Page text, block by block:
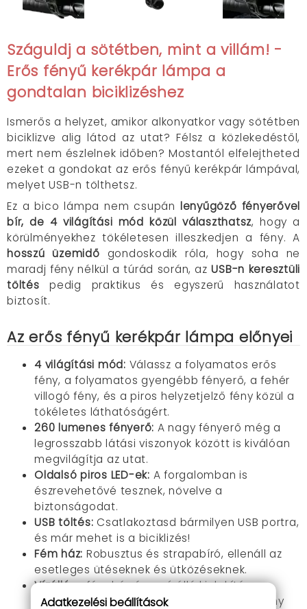
Száguldj a sötétben, mint a villám! -
Erős fényű kerékpár lámpa a
gondtalan biciklizéshez
Ismerős a helyzet, amikor alkonyatkor vagy sötétben
biciklizve alig látod az utat? Félsz a közlekedéstől,
mert nem észlelnek időben? Mostantól elfelejtheted
ezeket a gondokat az erős fényű kerékpár lámpával,
melyet USB-n tölthetsz.
Ez a bico lámpa nem csupán lenyűgöző fényerővel
bír, de 4 világítási mód közül választhatsz, hogy a
körülményekhez tökéletesen illeszkedjen a fény. A
hosszú üzemidő gondoskodik róla, hogy soha ne
maradj fény nélkül a túrád során, azUSB-n keresztüli
töltés pedig praktikus és egyszerű használatot
biztosít.
Az erős fényű kerékpár lámpa előnyei
4 világítási mód: Válassz a folyamatos erős
fény, a folyamatos gyengébb fényerő, a fehér
villogó fény, és a piros helyzetjelző fény közül a
tökéletes láthatóságért.
260 lumenes fényerő: Anagy fényerő még a
legrosszabb látási viszonyok között is kiválóan
megvilágítja az utat.
Oldalsó piros LED-ek: A forgalomban is
észrevehetővé tesznek, növelve a
biztonságodat.
USB töltés: Csatlakoztasd bármilyen USB portra,
és már mehet is a biciklizés!
Fém ház: Robusztus és strapabíró, ellenáll az
esetleges ütéseknek és ütközéseknek.
Vízálló: a fém ház és a vízálló kialakítás
lehetővé teszi, hogy minden időjárási viszony
Adatkezelési beállítások